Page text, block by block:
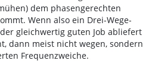
dem phasengerechten
Wenn also ein Drei-Wege-
gleichwertig guten Job abliefert
dann meist nicht wegen, sondern
Frequenzweiche.